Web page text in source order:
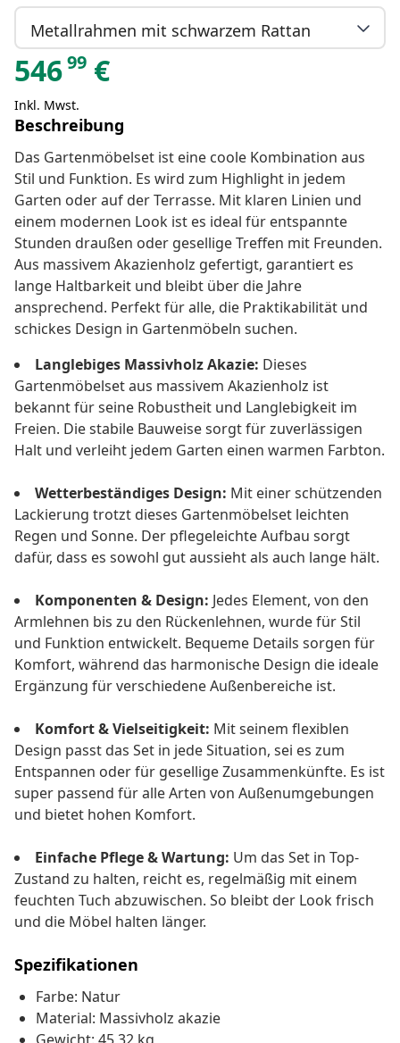
Metallrahmen mit schwarzem Rattan
54699 €
Inkl. Mwst.
Beschreibung
Das Gartenmöbelset ist eine coole Kombination aus
Stil und Funktion. Es wird zum Highlight in jedem
Garten oder auf der Terrasse. Mit klaren Linien und
einem modernen Look ist es ideal für entspannte
Stunden draußen oder gesellige Treffen mit Freunden.
Aus massivem Akazienholz gefertigt, garantiert es
lange Haltbarkeit und bleibt über die Jahre
ansprechend. Perfekt für alle, die Praktikabilität und
schickes Design in Gartenmöbeln suchen.
Langlebiges Massivholz Akazie: Dieses
Gartenmöbelset aus massivem Akazienholz ist
bekannt für seine Robustheit und Langlebigkeit im
Freien. Die stabile Bauweise sorgt für zuverlässigen
Halt und verleiht jedem Garten einen warmen Farbton.
Wetterbeständiges Design: Mit einer schützenden
Lackierung trotzt dieses Gartenmöbelset leichten
Regen und Sonne. Der pflegeleichte Aufbau sorgt
dafür, dass es sowohl gut aussieht als auch lange hält.
Komponenten & Design: Jedes Element, von den
Armlehnen bis zu den Rückenlehnen, wurde für Stil
und Funktion entwickelt. Bequeme Details sorgen für
Komfort, während das harmonische Design die ideale
Ergänzung für verschiedene Außenbereiche ist.
Komfort & Vielseitigkeit: Mit seinem flexiblen
Design passt das Set in jede Situation, sei es zum
Entspannen oder für gesellige Zusammenkünfte. Es ist
super passend für alle Arten von Außenumgebungen
und bietet hohen Komfort.
Einfache Pflege & Wartung: Um das Set in Top-
Zustand zu halten, reicht es, regelmäßig mit einem
feuchten Tuch abzuwischen. So bleibt der Look frisch
und die Möbel halten länger.
Spezifikationen
Farbe: Natur
Material: Massivholz akazie